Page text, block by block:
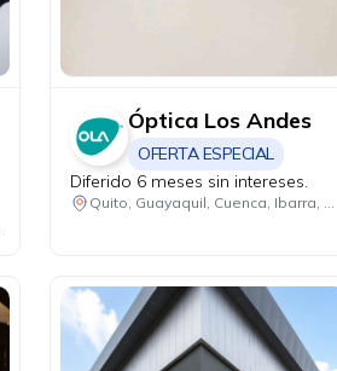
Óptica Los Andes
OFERTA ESPECIAL
Diferido 6 meses sin intereses.
Quito, Guayaquil, Cuenca, Ibarra, Manta, Machala, Ambato